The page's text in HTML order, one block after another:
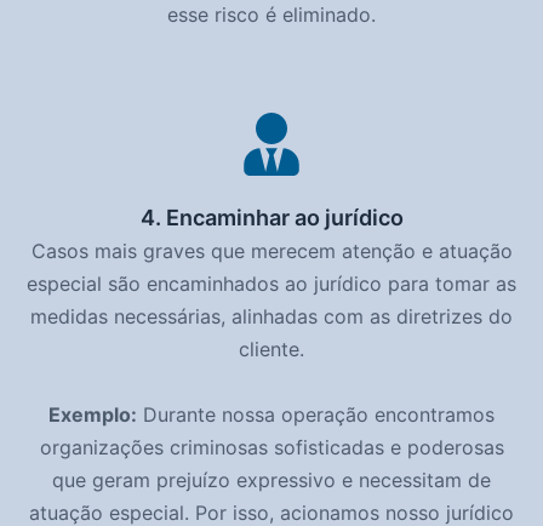
esse risco é eliminado.
4. Encaminhar ao jurídico
Casos mais graves que merecem atenção e atuação
especial são encaminhados ao jurídico para tomar as
medidas necessárias, alinhadas com as diretrizes do
cliente.
Exemplo: Durante nossa operação encontramos
organizações criminosas sofisticadas e poderosas
que geram prejuízo expressivo e necessitam de
atuação especial. Por isso, acionamos nosso jurídico